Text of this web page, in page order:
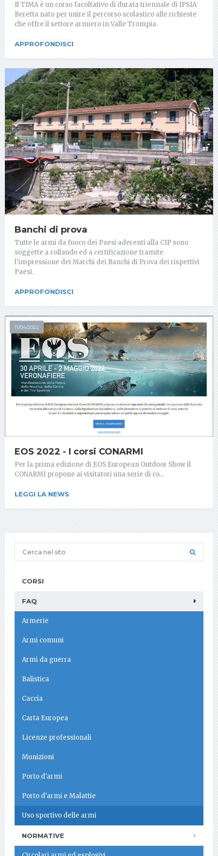
Il TIMA è un corso facoltativo di durata triennale di IPSIA
Beretta nato per unire il percorso scolastico alle richieste
che offre il settore armiero in Valle Trompia.
APPROFONDISCI
Banchi di prova
Tutte le armi da fuoco dei Paesi aderenti alla CIP sono
soggette a collaudo ed a certificazione tramite
l'impressione dei Marchi dei Banchi di Prova dei rispettivi
Paesi.
APPROFONDISCI
11/04/2022
EOS 2022 - I corsi CONARMI
Per la prima edizione di EOS European Outdoor Show il
CONARMI propone ai visitatori una serie di co…
LEGGI LA NEWS
CORSI
FAQ
Armerie
Armi comuni
Armi da guerra
Balistica
Caccia
Carta Europea
Licenze professionali
Munizioni
Porto d'armi
Porto d'armi e Malattie
Uso sportivo delle armi
NORMATIVE